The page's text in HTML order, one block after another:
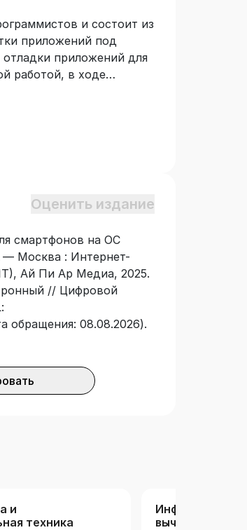
и состоит из
приложений под
приложений для
работой, в ходе
программу, а
Оценить издание
смартфонов на ОС
— Москва : Интернет-
Ай Пи Ар Медиа, 2025.
// Цифровой
обращения: 08.08.2026).
и
техника
Информатика и